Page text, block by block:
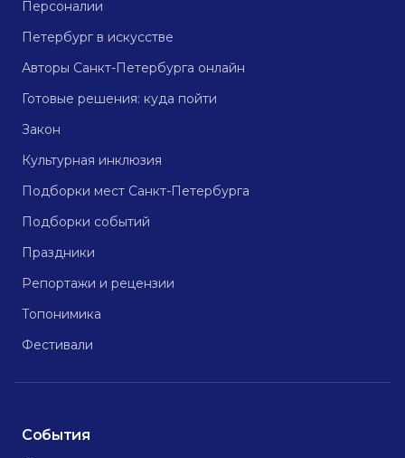
Персоналии
Петербург в искусстве
Авторы Санкт-Петербурга онлайн
Готовые решения: куда пойти
Закон
Культурная инклюзия
Подборки мест Санкт-Петербурга
Подборки событий
Праздники
Репортажи и рецензии
Топонимика
Фестивали
События